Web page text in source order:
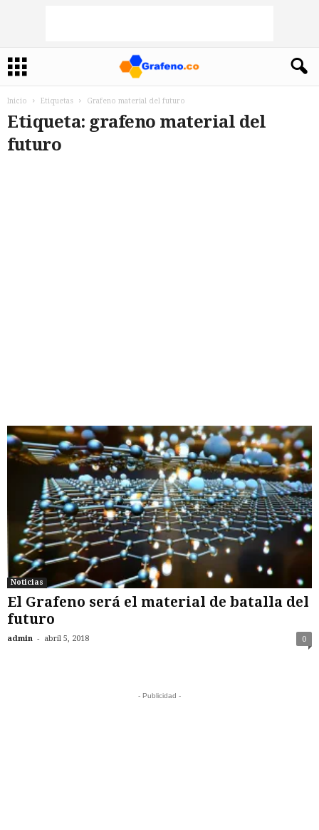
Inicio Etiquetas Grafeno material del futuro
Etiqueta: grafeno material del
futuro
Noticias
El Grafeno será el material de batalla del
futuro
admin - abril 5, 2018 0
- Publicidad -